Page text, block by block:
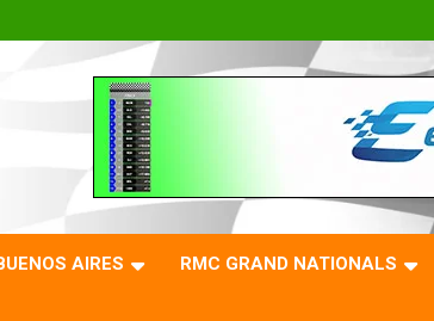
AIRES RMC GRAND NATIONALS